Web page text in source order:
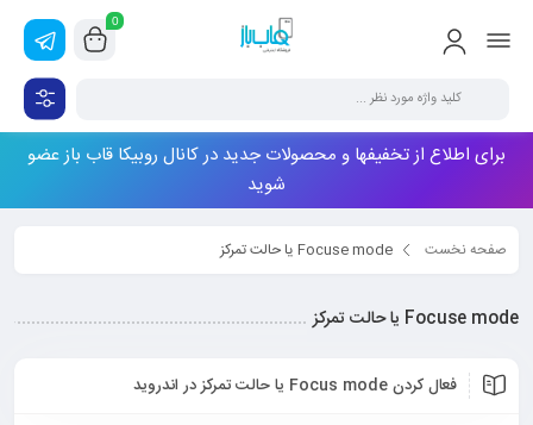
0
برای اطلاع از تخفیفها و محصولات جدید در کانال روبیکا قاب باز عضو
شوید
صفحه نخست Focuse mode یا حالت تمرکز
Focuse mode یا حالت تمرکز
فعال کردن Focus mode یا حالت تمرکز در اندروید